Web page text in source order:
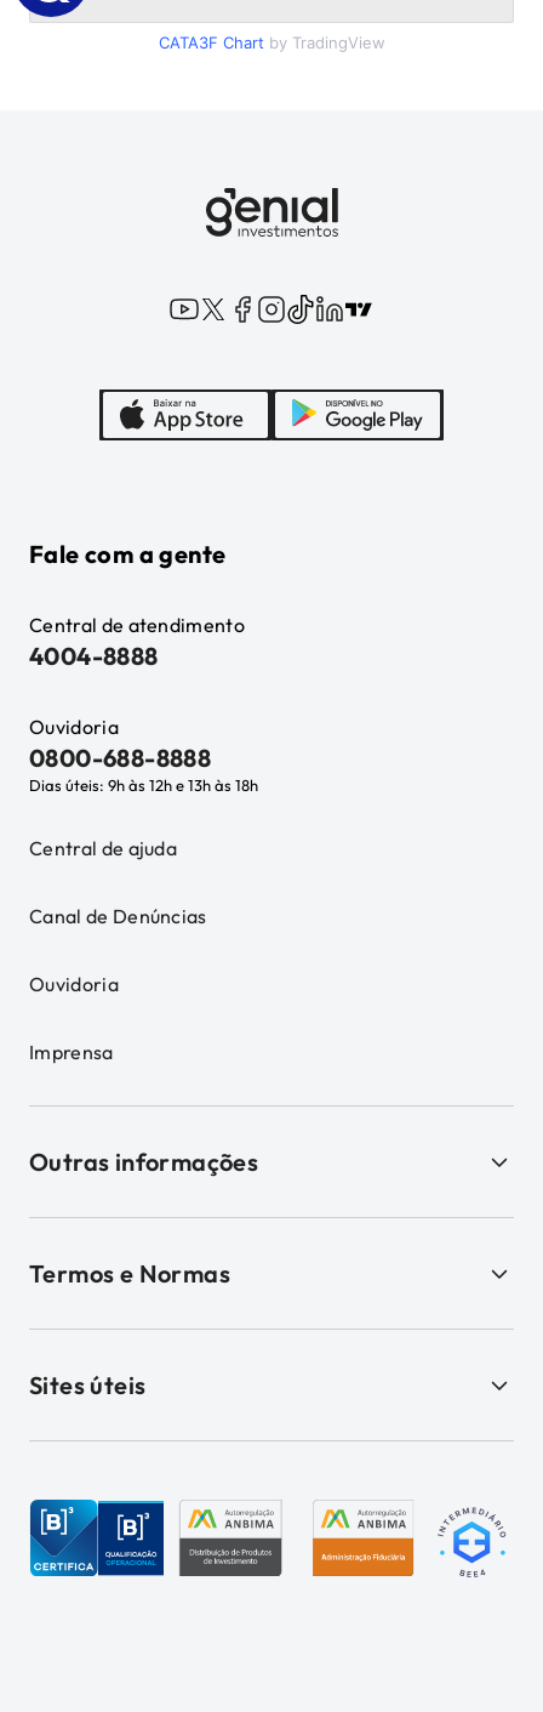
CATA3F Chart by TradingView
Fale com a gente
Central de atendimento
4004-8888
Ouvidoria
0800-688-8888
Dias úteis: 9h às 12h e 13h às 18h
Central de ajuda
Canal de Denúncias
Ouvidoria
Imprensa
Outras informações
Termos e Normas
Sites úteis